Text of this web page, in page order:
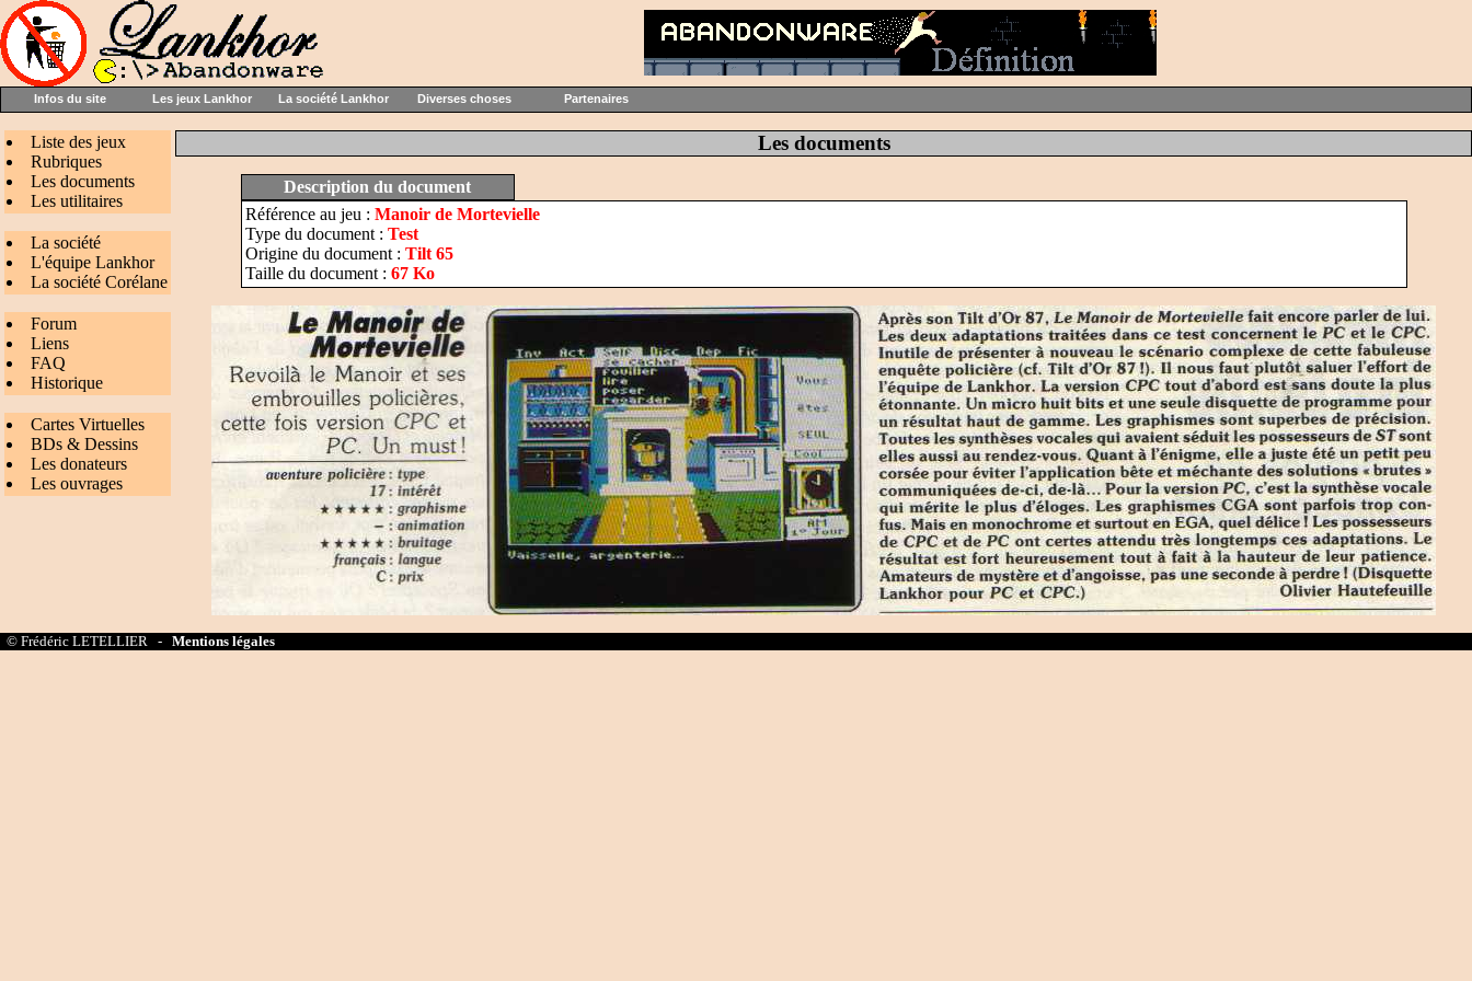
Infos du site Les jeux Lankhor La société Lankhor Diverses choses Partenaires
Liste des jeux
Rubriques
Les documents
Les utilitaires
La société
L'équipe Lankhor
La société Corélane
Forum
Liens
FAQ
Historique
Cartes Virtuelles
BDs & Dessins
Les donateurs
Les ouvrages
Les documents
Description du document
Référence au jeu : Manoir de Mortevielle
Type du document : Test
Origine du document : Tilt 65
Taille du document : 67 Ko
© Frédéric LETELLIER - Mentions légales